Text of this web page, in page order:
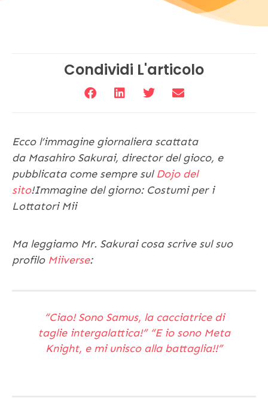
Condividi L'articolo
Ecco l’immagine giornaliera scattata
da Masahiro Sakurai, director del gioco, e
pubblicata come sempre sul Dojo del
sito!Immagine del giorno: Costumi per i
Lottatori Mii
Ma leggiamo Mr. Sakurai cosa scrive sul suo
profilo Miiverse:
“Ciao! Sono Samus, la cacciatrice di
taglie intergalattica!” “E io sono Meta
Knight, e mi unisco alla battaglia!!”